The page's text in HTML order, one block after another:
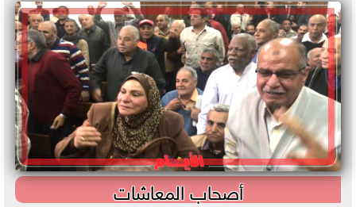
أصحاب المعاشات